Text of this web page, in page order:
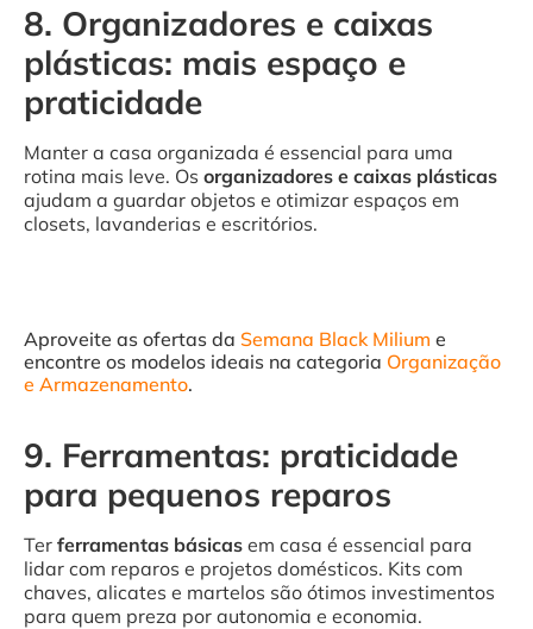
8. Organizadores e caixas
plásticas: mais espaço e
praticidade
Manter a casa organizada é essencial para uma
rotina mais leve. Os organizadores e caixas plásticas
ajudam a guardar objetos e otimizar espaços em
closets, lavanderias e escritórios.
Aproveite as ofertas da Semana Black Milium e
encontre os modelos ideais na categoria Organização
e Armazenamento.
9. Ferramentas: praticidade
para pequenos reparos
Ter ferramentas básicas em casa é essencial para
lidar com reparos e projetos domésticos. Kits com
chaves, alicates e martelos são ótimos investimentos
para quem preza por autonomia e economia.